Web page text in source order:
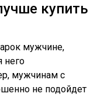
купить
мужчине,
него
мужчинам с
не подойдет